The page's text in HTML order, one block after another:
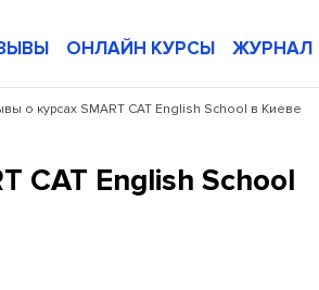
ОНЛАЙН КУРСЫ ЖУРНАЛ
о курсах SMART CAT English School в Киеве
CAT English School